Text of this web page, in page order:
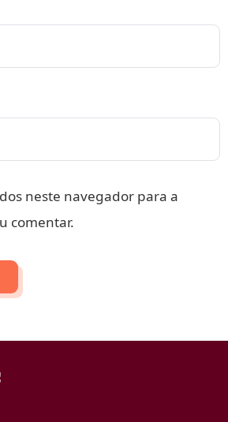
neste navegador para a
comentar.